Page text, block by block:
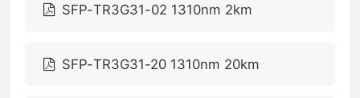
SFP-TR3G31-02 1310nm 2km
SFP-TR3G31-20 1310nm 20km